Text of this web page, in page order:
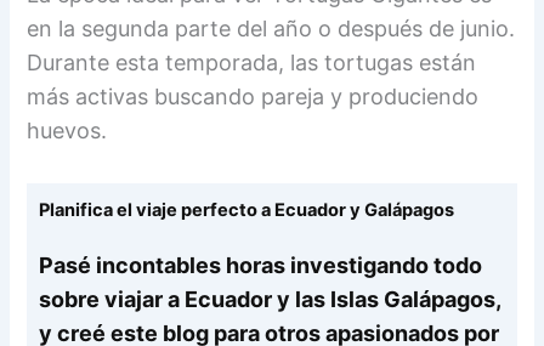
en la segunda parte del año o después de junio.
Durante esta temporada, las tortugas están
más activas buscando pareja y produciendo
huevos.
Planifica el viaje perfecto a Ecuador y Galápagos
Pasé incontables horas investigando todo
sobre viajar a Ecuador y las Islas Galápagos,
y creé este blog para otros apasionados por